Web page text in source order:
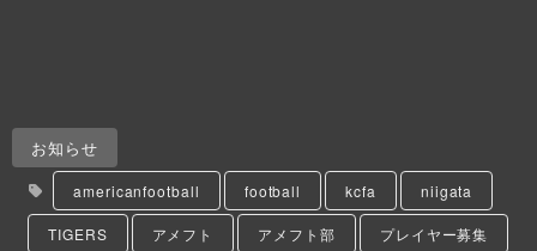
お知らせ
americanfootball football kcfa niigata
TIGERS アメフト アメフト部 プレイヤー募集